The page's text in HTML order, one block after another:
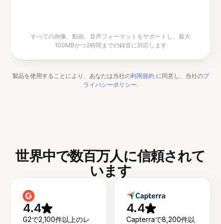
すべての画像、動画、音声フォーマットをサポートし、最大
100MBかつ2時間までの録音に対応します
製品を使用することにより、あなたは当社の利用規約 に同意し、当社のプ
ライバシーポリシー.
世界中で数百万人に信頼されて
います
4.4
G2で2,100件以上のレ
4.4
Capterraで8,200件以